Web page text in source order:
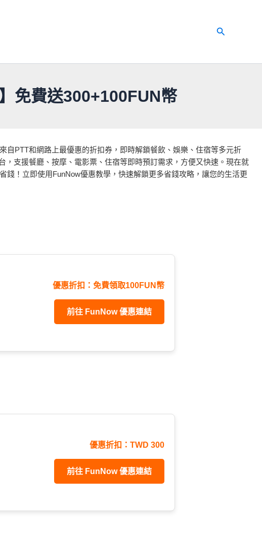
搜
免費送300+100FUN幣
自PTT和網路上最優惠的折扣券，即時解鎖餐飲、娛樂、住宿等多元折
支援餐廳、按摩、電影票、住宿等即時預訂需求，方便又快速。現在就
！立即使用FunNow優惠教學，快速解鎖更多省錢攻略，讓您的生活更
優惠折扣：免費領取100FUN幣
前往 FunNow 優惠連結
優惠折扣：TWD 300
前往 FunNow 優惠連結